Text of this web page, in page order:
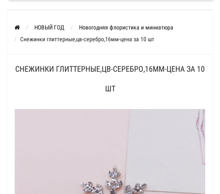
НОВЫЙ ГОД
Новогодняя флористика и миниатюра
Снежинки глиттерные,цв-серебро,16мм-цена за 10 шт
СНЕЖИНКИ ГЛИТТЕРНЫЕ,ЦВ-СЕРЕБРО,16ММ-ЦЕНА ЗА 10
ШТ